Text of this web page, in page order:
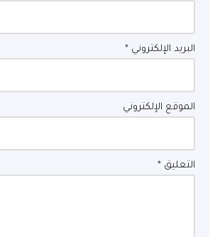
البريد الإلكتروني *
الموقع الإلكتروني
التعليق *